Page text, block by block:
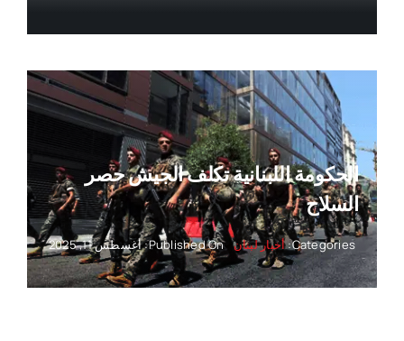
الحكومة اللبنانية تكلف الجيش حصر
السلاح
Categories: أخبار لبنان Published On: أغسطس 11, 2025